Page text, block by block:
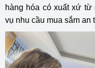
hàng hóa có xuất xứ từ
vụ nhu cầu mua sắm